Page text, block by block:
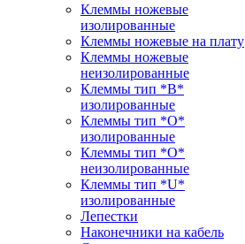
Клеммы ножевые
изолированные
Клеммы ножевые на плату
Клеммы ножевые
неизолированные
Клеммы тип *B*
изолированные
Клеммы тип *O*
изолированные
Клеммы тип *O*
неизолированные
Клеммы тип *U*
изолированные
Лепестки
Наконечники на кабель